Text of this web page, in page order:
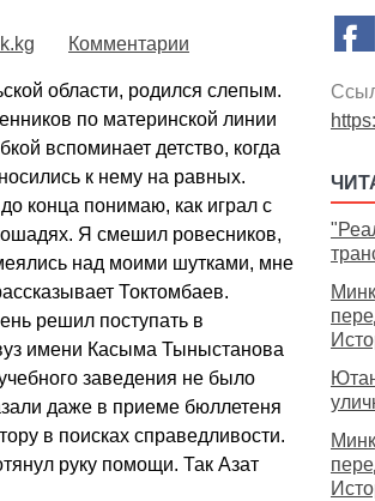
Комментарии
области, родился слепым.
по материнской линии
вспоминает детство, когда
к нему на равных.
конца понимаю, как играл с
Я смешил ровесников,
над моими шутками, мне
Токтомбаев.
решил поступать в
имени Касыма Тыныстанова
заведения не было
даже в приеме бюллетеня
в поисках справедливости.
руку помощи. Так Азат